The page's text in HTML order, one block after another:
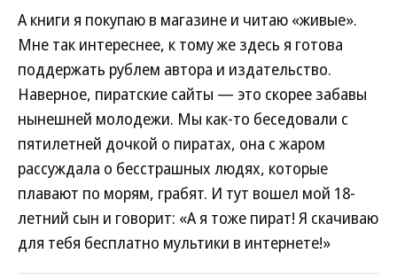
А книги я покупаю в магазине и читаю «живые».
Мне так интереснее, к тому же здесь я готова
поддержать рублем автора и издательство.
Наверное, пиратские сайты — это скорее забавы
нынешней молодежи. Мы как-то беседовали с
пятилетней дочкой о пиратах, она с жаром
рассуждала о бесстрашных людях, которые
плавают по морям, грабят. И тут вошел мой 18-
летний сын и говорит: «А я тоже пират! Я скачиваю
для тебя бесплатно мультики в интернете!»